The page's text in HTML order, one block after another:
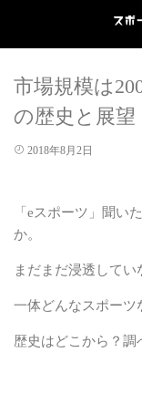
市場規模は
の歴史と展望
2018年8月2日
「eスポーツ」聞い
か。
まだまだ浸透してい
一体どんなスポーツ
歴史はどこから？調